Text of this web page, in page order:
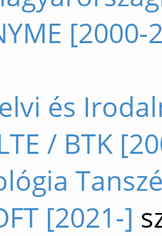
[2000-
és
/ BTK
[2021-]